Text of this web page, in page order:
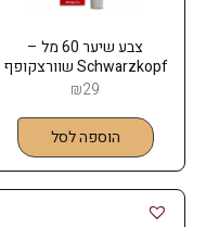
צבע שיער 60 מל –
Schwarzkopf שוורצקופף
₪29
הוספה לסל